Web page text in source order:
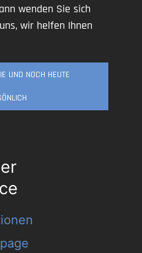
wenden Sie sich
wir helfen Ihnen
UND NOCH HEUTE